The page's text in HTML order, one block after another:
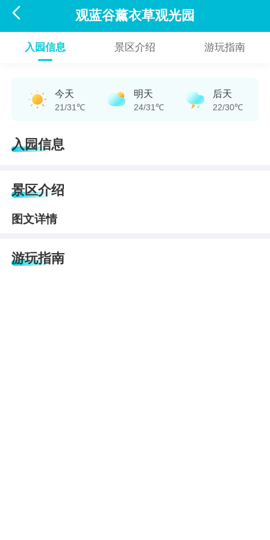
 观蓝谷薰衣草观光园
入园信息 景区介绍 游玩指南
今天
21/31℃
明天
24/31℃
后天
22/30℃
入园信息
景区介绍
图文详情
游玩指南